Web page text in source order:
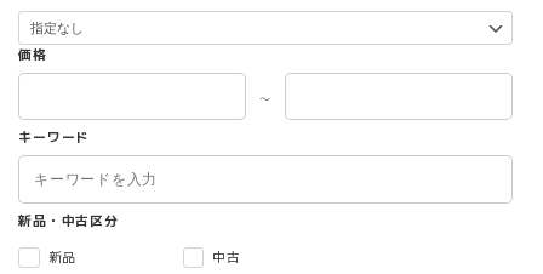
価格
～
キーワード
新品・中古区分
新品
中古